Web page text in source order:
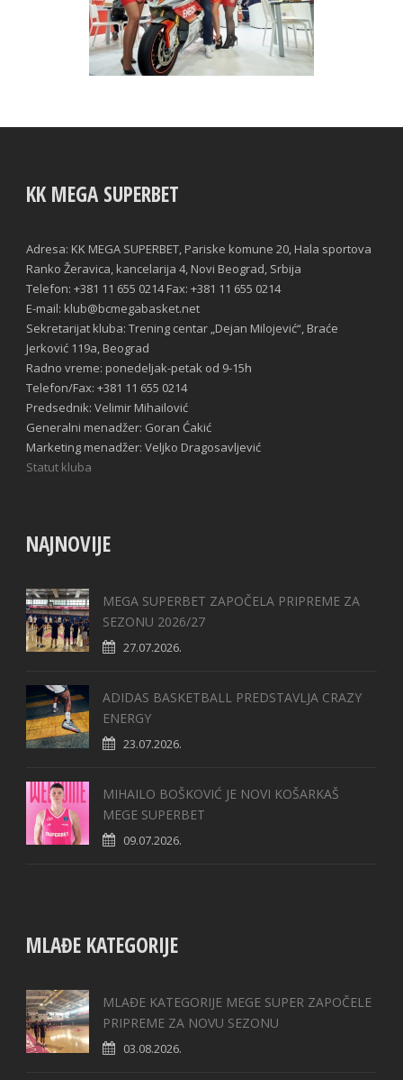
KK MEGA SUPERBET
Adresa: KK MEGA SUPERBET, Pariske komune 20, Hala sportova
Ranko Žeravica, kancelarija 4, Novi Beograd, Srbija
Telefon: +381 11 655 0214 Fax: +381 11 655 0214
E-mail: klub@bcmegabasket.net
Sekretarijat kluba: Trening centar „Dejan Milojević“, Braće
Jerković 119a, Beograd
Radno vreme: ponedeljak-petak od 9-15h
Telefon/Fax: +381 11 655 0214
Predsednik: Velimir Mihailović
Generalni menadžer: Goran Ćakić
Marketing menadžer: Veljko Dragosavljević
Statut kluba
NAJNOVIJE
MEGA SUPERBET ZAPOČELA PRIPREME ZA
SEZONU 2026/27
27.07.2026.
ADIDAS BASKETBALL PREDSTAVLJA CRAZY
ENERGY
23.07.2026.
MIHAILO BOŠKOVIĆ JE NOVI KOŠARKAŠ
MEGE SUPERBET
09.07.2026.
MLAĐE KATEGORIJE
MLAĐE KATEGORIJE MEGE SUPER ZAPOČELE
PRIPREME ZA NOVU SEZONU
03.08.2026.